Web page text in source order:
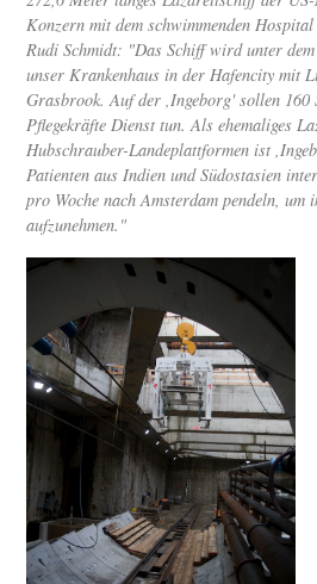
Konzern mit dem schwimmenden
Rudi Schmidt: "Das Schiff wird unter
unser Krankenhaus in der Hafencity mit
Grasbrook. Auf der ,Ingeborg' sollen 160
Pflegekräfte Dienst tun. Als ehemaliges
Hubschrauber-Landeplattformen ist
Patienten aus Indien und Südostasien
pro Woche nach Amsterdam pendeln, um
aufzunehmen."